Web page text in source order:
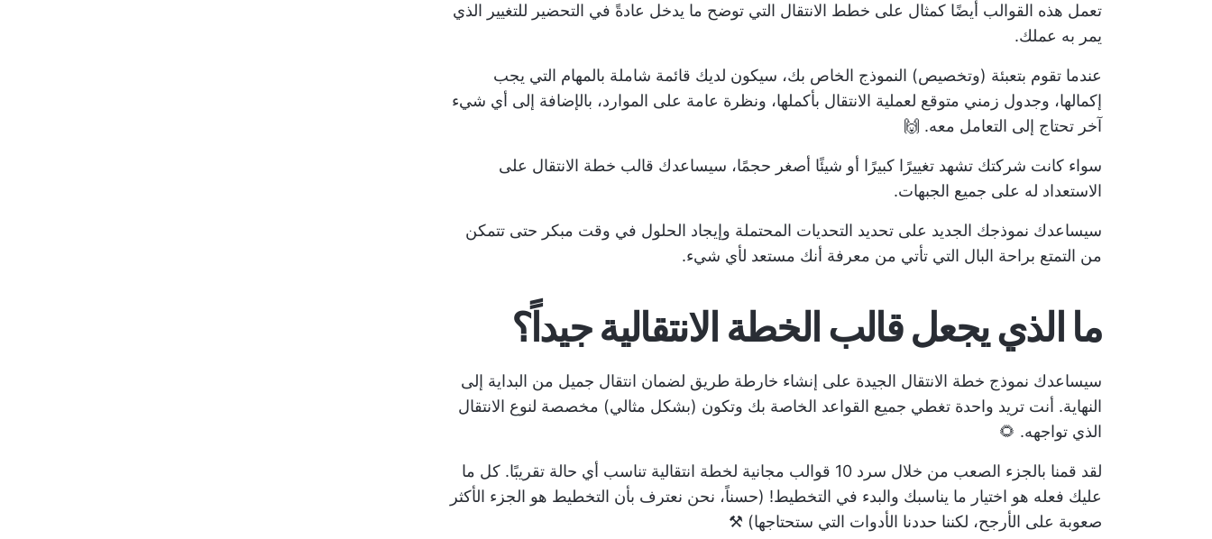
تعمل هذه القوالب أيضًا كمثال على خطط الانتقال التي توضح ما يدخل عادةً في التحضير للتغيير الذي
يمر به عملك.
عندما تقوم بتعبئة (وتخصيص) النموذج الخاص بك، سيكون لديك قائمة شاملة بالمهام التي يجب
إكمالها، وجدول زمني متوقع لعملية الانتقال بأكملها، ونظرة عامة على الموارد، بالإضافة إلى أي شيء
آخر تحتاج إلى التعامل معه. 🙌
سواء كانت شركتك تشهد تغييرًا كبيرًا أو شيئًا أصغر حجمًا، سيساعدك قالب خطة الانتقال على
الاستعداد له على جميع الجبهات.
سيساعدك نموذجك الجديد على تحديد التحديات المحتملة وإيجاد الحلول في وقت مبكر حتى تتمكن
من التمتع براحة البال التي تأتي من معرفة أنك مستعد لأي شيء.
ما الذي يجعل قالب الخطة الانتقالية جيداً؟
سيساعدك نموذج خطة الانتقال الجيدة على إنشاء خارطة طريق لضمان انتقال جميل من البداية إلى
النهاية. أنت تريد واحدة تغطي جميع القواعد الخاصة بك وتكون (بشكل مثالي) مخصصة لنوع الانتقال
الذي تواجهه. 🌻
لقد قمنا بالجزء الصعب من خلال سرد 10 قوالب مجانية لخطة انتقالية تناسب أي حالة تقريبًا. كل ما
عليك فعله هو اختيار ما يناسبك والبدء في التخطيط! (حسناً، نحن نعترف بأن التخطيط هو الجزء الأكثر
صعوبة على الأرجح، لكننا حددنا الأدوات التي ستحتاجها) ⚒️